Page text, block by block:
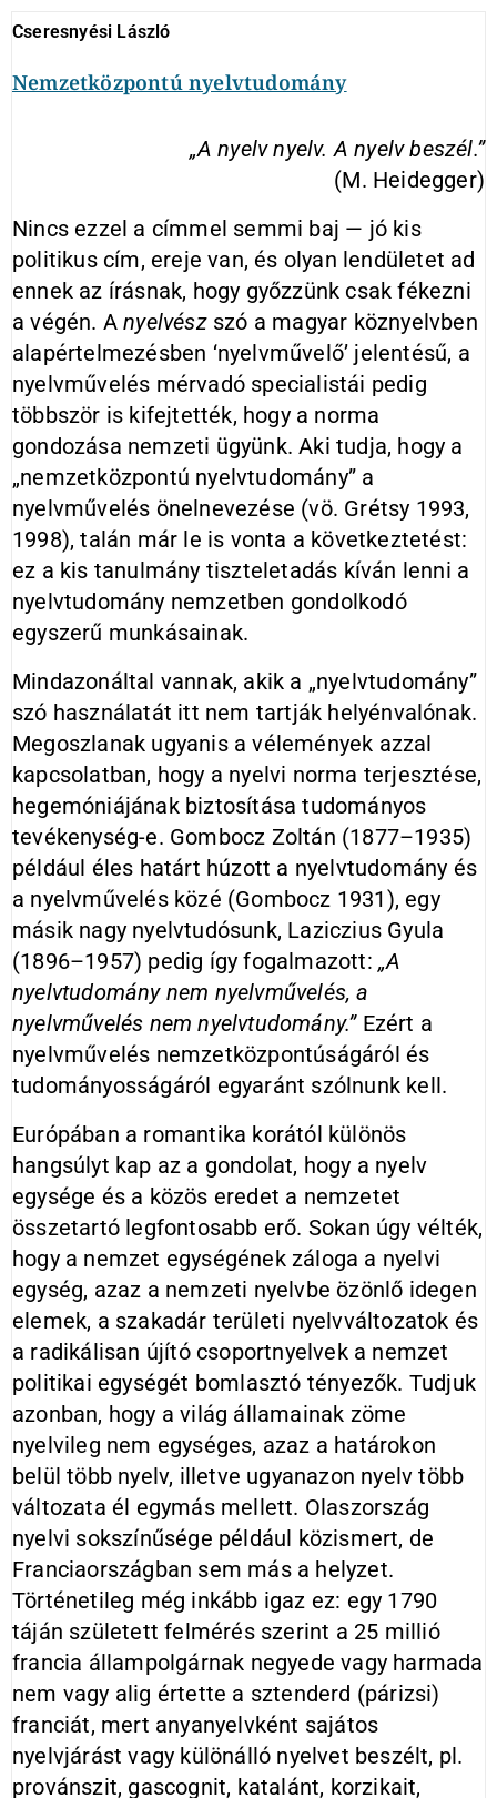
Cseresnyési László
Nemzetközpontú nyelvtudomány
„A nyelv nyelv. A nyelv beszél.”
(M. Heidegger)
Nincs ezzel a címmel semmi baj — jó kis
politikus cím, ereje van, és olyan lendületet ad
ennek az írásnak, hogy győzzünk csak fékezni
a végén. Anyelvészszó a magyar köznyelvben
alapértelmezésben ‘nyelvművelő’ jelentésű, a
nyelvművelés mérvadó specialistái pedig
többször is kifejtették, hogy a norma
gondozása nemzeti ügyünk. Aki tudja, hogy a
„nemzetközpontú nyelvtudomány” a
nyelvművelés önelnevezése (vö. Grétsy 1993,
1998), talán már le is vonta a következtetést:
ez a kis tanulmány tiszteletadás kíván lenni a
nyelvtudomány nemzetben gondolkodó
egyszerű munkásainak.
Mindazonáltal vannak, akik a „nyelvtudomány”
szó használatát itt nem tartják helyénvalónak.
Megoszlanak ugyanis a vélemények azzal
kapcsolatban, hogy a nyelvi norma terjesztése,
hegemóniájának biztosítása tudományos
tevékenység-e. Gombocz Zoltán (1877–1935)
például éles határt húzott a nyelvtudomány és
a nyelvművelés közé (Gombocz 1931), egy
másik nagy nyelvtudósunk, Laziczius Gyula
(1896–1957) pedig így fogalmazott:„A
nyelvtudomány nem nyelvművelés, a
nyelvművelés nem nyelvtudomány.” Ezért a
nyelvművelés nemzetközpontúságáról és
tudományosságáról egyaránt szólnunk kell.
Európában a romantika korától különös
hangsúlyt kap az a gondolat, hogy a nyelv
egysége és a közös eredet a nemzetet
összetartó legfontosabb erő. Sokan úgy vélték,
hogy a nemzet egységének záloga a nyelvi
egység, azaz a nemzeti nyelvbe özönlő idegen
elemek, a szakadár területi nyelvváltozatok és
a radikálisan újító csoportnyelvek a nemzet
politikai egységét bomlasztó tényezők. Tudjuk
azonban, hogy a világ államainak zöme
nyelvileg nem egységes, azaz a határokon
belül több nyelv, illetve ugyanazon nyelv több
változata él egymás mellett. Olaszország
nyelvi sokszínűsége például közismert, de
Franciaországban sem más a helyzet.
Történetileg még inkább igaz ez: egy 1790
táján született felmérés szerint a 25 millió
francia állampolgárnak negyede vagy harmada
nem vagy alig értette a sztenderd (párizsi)
franciát, mert anyanyelvként sajátos
nyelvjárást vagy különálló nyelvet beszélt, pl.
provánszit, gascognit, katalánt, korzikait,